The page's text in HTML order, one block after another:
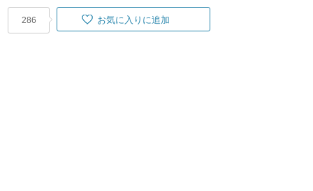
286 お気に入りに追加